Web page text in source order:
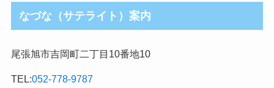
なづな（サテライト）案内
尾張旭市吉岡町二丁目10番地10
TEL:052-778-9787